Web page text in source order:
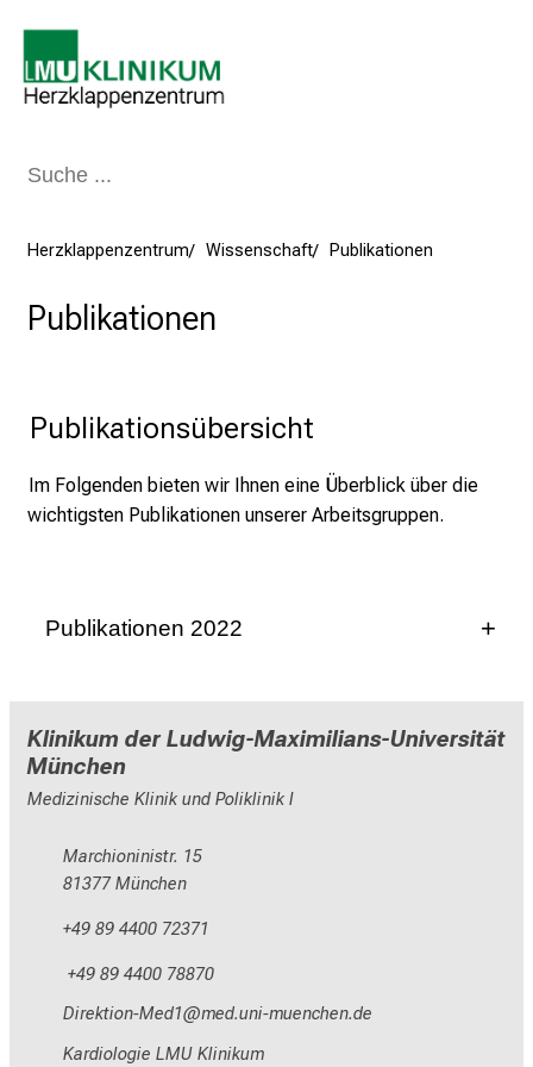
Herzklappenzentrum Wissenschaft Publikationen
Publikationen
Publikationsübersicht
Im Folgenden bieten wir Ihnen eine Überblick über die
wichtigsten Publikationen unserer Arbeitsgruppen.
Publikationen 2022
in Patients Undergoing Transcatheter Edge-to-
Edge Tricuspid Valve Repair
ahead of print, 2022 Dec 12]. JACC
878X(22)00608-8.
doi:10.1016/j.jcmg.2022.10.004
Scotti A, Coisne A, Taramasso M, et al.
Outcomes of Patients Undergoing
Transcatheter Tricuspid Valve Intervention for
Klinikum der Ludwig-Maximilians-Universität
München
Medizinische Klinik und Poliklinik I
Marchioninistr. 15
81377 München
+49 89 4400 72371
+49 89 4400 78870
MlpioblWüuhOim2
vimnefulGvfiuWyzDiutmi
Kardiologie LMU Klinikum